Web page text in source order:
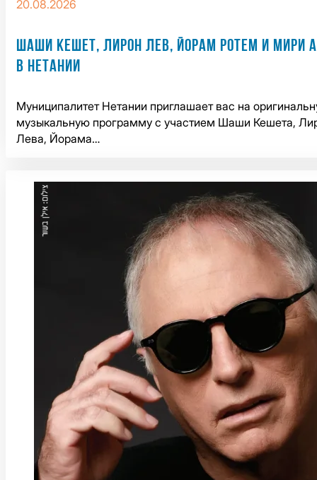
20.08.2026
ШАШИ КЕШЕТ, ЛИРОН ЛЕВ, ЙОРАМ РОТЕМ И МИРИ
В НЕТАНИИ
Муниципалитет Нетании приглашает вас на
музыкальную программу с участием Шаши Кешета,
Лева, Йорама…